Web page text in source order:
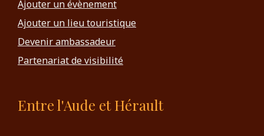
Ajouter un évènement
Ajouter un lieu touristique
Devenir ambassadeur
Partenariat de visibilité
Entre l'Aude et Hérault